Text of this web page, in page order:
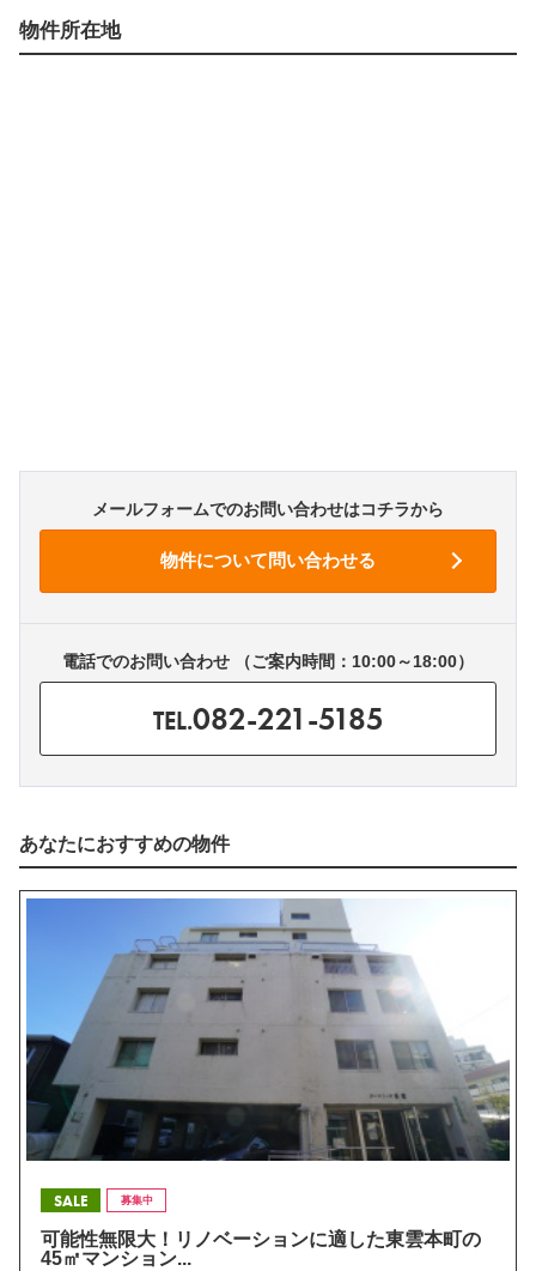
物件所在地
メールフォームでのお問い合わせはコチラから
電話でのお問い合わせ （ご案内時間：10:00～18:00）
TEL.082-221-5185
あなたにおすすめの物件
SALE 募集中
可能性無限大！リノベーションに適した東雲本町の
45㎡マンション...